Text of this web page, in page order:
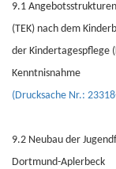
9.1
(TEK) nach dem
der Kindertagespflege
Kenntnisnahme
(Drucksache Nr.:
9.2 Neubau der
Dortmund-Aplerbeck